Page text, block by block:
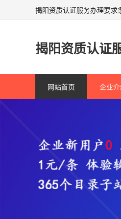
揭阳资质认证服务办理要求
揭阳资质认证
网站首页 企业介